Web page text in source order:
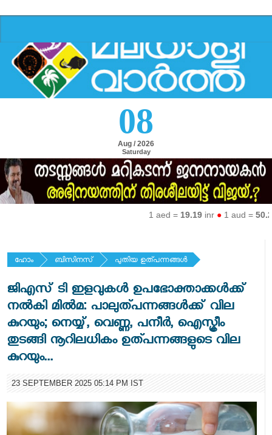
08
Aug / 2026
Saturday
1 aed =19.19inr● 1 aud =50.27
ഹോം ബിസിനസ് പുതിയ ഉത്പന്നങ്ങള്‍
ജിഎസ് ടി ഇളവുകള്‍ ഉപഭോക്താക്കള്‍ക്ക്
നല്‍കി മില്‍മ: പാലുത്പന്നങ്ങള്‍ക്ക് വില
കുറയും; നെയ്യ്, വെണ്ണ, പനീര്‍, ഐസ്ക്രീം
തുടങ്ങി നൂറിലധികം ഉത്പന്നങ്ങളുടെ വില
കുറയും...
23 SEPTEMBER 2025 05:14 PM IST